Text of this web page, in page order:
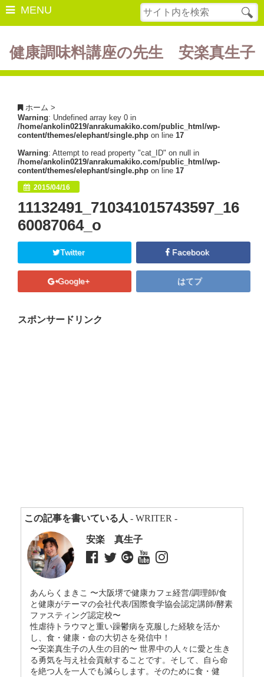
MENU
開催中の講座
ダイエット
レシピ
酵素ファスティング
書籍紹介
マキコの気持ち
開催済み講座
健康調味料講座の先生 安楽真生子
ホーム >
Warning: Undefined array key 0 in
/home/ankolin0219/anrakumakiko.com/public_html/wp-
content/themes/elephant/single.php on line 17
Warning: Attempt to read property "cat_ID" on null in
/home/ankolin0219/anrakumakiko.com/public_html/wp-
content/themes/elephant/single.php on line 17
2015/04/16
11132491_710341015743597_16
60087064_o
Twitter Facebook
Google+ はてブ
スポンサードリンク
この記事を書いている人 - WRITER -
あんらくまきこ 〜大阪堺で健康カフェ経営/調理師/食
と健康がテーマの会社代表/国際食学協会認定講師/酵素
ファスティング認定校〜
性虐待トラウマと重い躁鬱病を克服した経験を活か
し、食・健康・命の大切さを発信中！
〜安楽真生子の人生の目的〜 世界中の人々に愛と生き
る勇気を与え社会貢献することです。そして、自ら命
を絶つ人を一人でも減らします。そのために食・健
安楽 真生子